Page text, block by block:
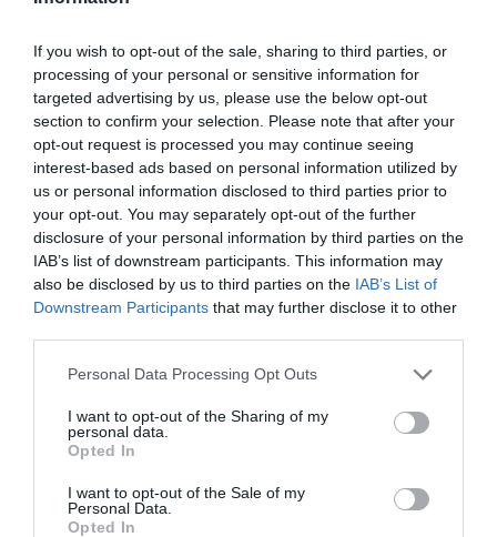
If you wish to opt-out of the sale, sharing to third parties, or
processing of your personal or sensitive information for
targeted advertising by us, please use the below opt-out
section to confirm your selection. Please note that after your
opt-out request is processed you may continue seeing
interest-based ads based on personal information utilized by
us or personal information disclosed to third parties prior to
your opt-out. You may separately opt-out of the further
disclosure of your personal information by third parties on the
IAB’s list of downstream participants. This information may
also be disclosed by us to third parties on the IAB’s List of
Downstream Participants that may further disclose it to other
Personal Data Processing Opt Outs
I want to opt-out of the Sharing of my
personal data.
Opted In
I want to opt-out of the Sale of my
Personal Data.
Opted In
Νέοι Διαγωνισμοί
Newsletter
Κάθε βδομάδα στο e-mail σας τα τελευταία νέα για
την Τέχνη και τον Πολιτισμό!
Ακολουθήστε το Culturenow.gr
Δημοφιλή Άρθρα